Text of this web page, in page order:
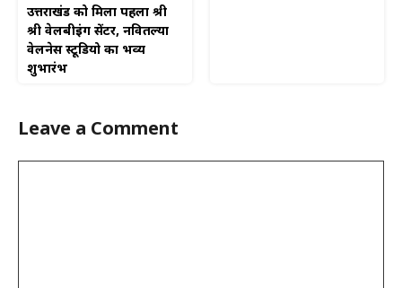
उत्तराखंड को मिला पहला श्री
श्री वेलबीइंग सेंटर, नवितल्या
वेलनेस स्टूडियो का भव्य
शुभारंभ
Leave a Comment